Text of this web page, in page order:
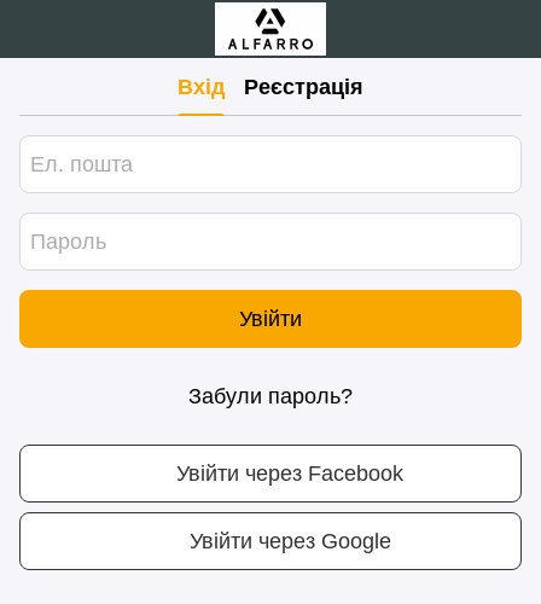
Вхід Реєстрація
Увійти
Забули пароль?
Увійти через Facebook
Увійти через Google